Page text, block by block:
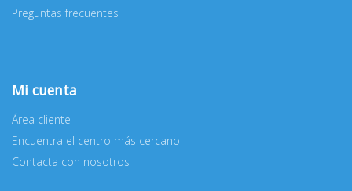
Preguntas frecuentes
Mi cuenta
Área cliente
Encuentra el centro más cercano
Contacta con nosotros